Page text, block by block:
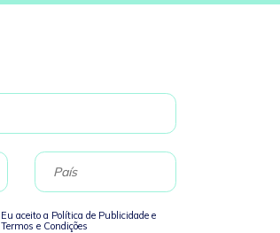
Eu aceito a Política de Publicidade e
Termos e Condições